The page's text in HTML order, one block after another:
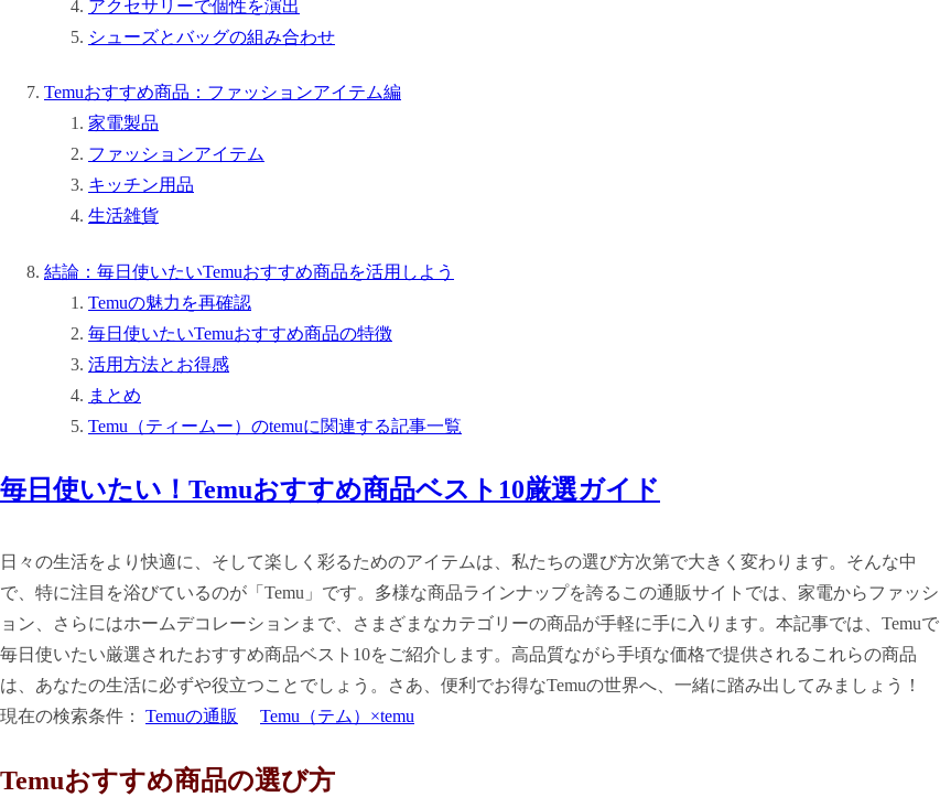
アクセサリーで個性を演出
シューズとバッグの組み合わせ
Temuおすすめ商品：ファッションアイテム編
家電製品
ファッションアイテム
キッチン用品
生活雑貨
結論：毎日使いたいTemuおすすめ商品を活用しよう
Temuの魅力を再確認
毎日使いたいTemuおすすめ商品の特徴
活用方法とお得感
まとめ
Temu（ティームー）のtemuに関連する記事一覧
毎日使いたい！Temuおすすめ商品ベスト10厳選ガイド
日々の生活をより快適に、そして楽しく彩るためのアイテムは、私たちの選び方次第で大きく変わります。そんな中
で、特に注目を浴びているのが「Temu」です。多様な商品ラインナップを誇るこの通販サイトでは、家電からファッシ
ョン、さらにはホームデコレーションまで、さまざまなカテゴリーの商品が手軽に手に入ります。本記事では、Temuで
毎日使いたい厳選されたおすすめ商品ベスト10をご紹介します。高品質ながら手頃な価格で提供されるこれらの商品
は、あなたの生活に必ずや役立つことでしょう。さあ、便利でお得なTemuの世界へ、一緒に踏み出してみましょう！
現在の検索条件： Temuの通販 Temu（テム）×temu
Temuおすすめ商品の選び方